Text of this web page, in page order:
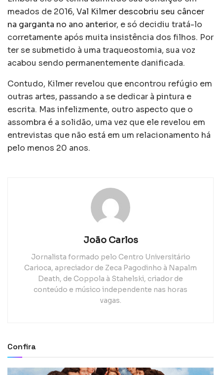
meados de 2016, Val Kilmer descobriu seu câncer
na garganta no ano anterior, e só decidiu tratá-lo
corretamente após muita insistência dos filhos. Por
ter se submetido à uma traqueostomia, sua voz
acabou sendo permanentemente danificada.
Contudo, Kilmer revelou que encontrou refúgio em
outras artes, passando a se dedicar à pintura e
escrita. Mas infelizmente, outro aspecto que o
assombra é a solidão, uma vez que ele revelou em
entrevistas que não está em um relacionamento há
pelo menos 20 anos.
João Carlos
Jornalista formado pelo Centro Universitário
Carioca, apreciador de Zeca Pagodinho à Napalm
Death, de Coppola à Stahelski, criador de
conteúdo e músico independente nas horas
vagas.
Confira